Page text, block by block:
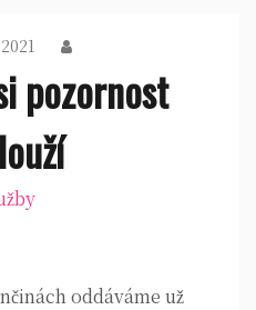
pozornost
oddáváme už